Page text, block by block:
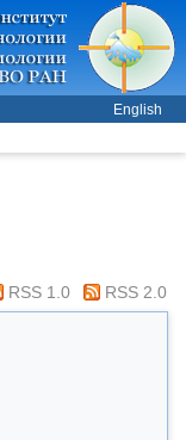
English
RSS 1.0 RSS 2.0